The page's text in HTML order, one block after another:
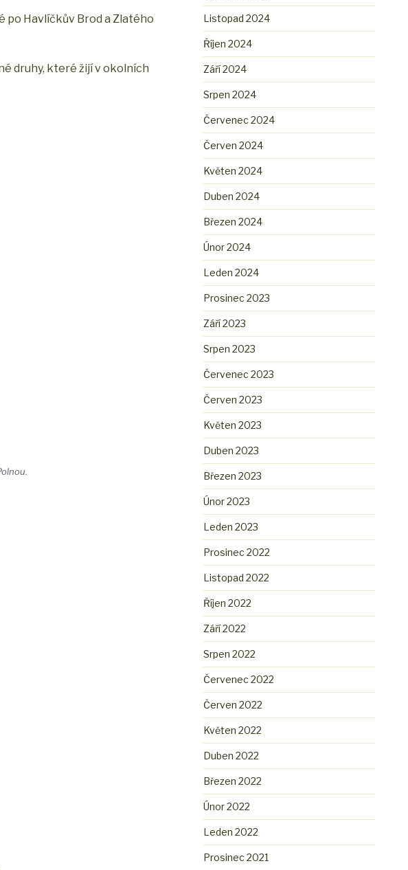
po Havlíčkův Brod a Zlatého
druhy, které žijí v okolních
Listopad 2024
Říjen 2024
Září 2024
Srpen 2024
Červenec 2024
Červen 2024
Květen 2024
Duben 2024
Březen 2024
Únor 2024
Leden 2024
Prosinec 2023
Září 2023
Srpen 2023
Červenec 2023
Červen 2023
Květen 2023
Duben 2023
Březen 2023
Únor 2023
Leden 2023
Prosinec 2022
Listopad 2022
Říjen 2022
Září 2022
Srpen 2022
Červenec 2022
Červen 2022
Květen 2022
Duben 2022
Březen 2022
Únor 2022
Leden 2022
Prosinec 2021